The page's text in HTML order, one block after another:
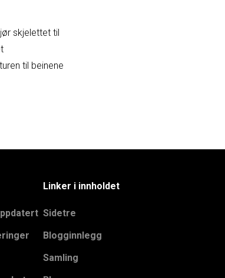
skjelettet til
til beinene
Linker i innholdet
Sidetre
Blogginnlegg
Samling